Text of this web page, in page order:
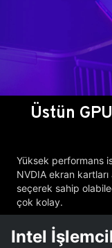
Üstün
Yüksek performans
NVDIA ekran
seçerek sahip
çok kolay.
Intel